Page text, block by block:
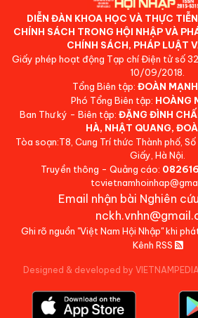
DIỄN ĐÀN KHOA HỌC VÀ THỰC
CHÍNH SÁCH TRONG HỘI NHẬP VÀ
CHÍNH SÁCH, PHÁP LUẬT
Giấy phép hoạt động Tạp chí Điện tử số
10/09/2018.
Tổng Biên tập: ĐOÀN
Phó Tổng Biên tập: HOÀNG
Ban Thư ký - Biên tập: ĐẶNG ĐÌNH
HÀ, NHẬT QUANG,
Tòa soạn:T8, Cung Trí thức Thành phố,
Giấy, Hà Nội.
Truyền thông - Quảng cáo:
Email nhận bài Nghiên
Ghi rõ nguồn "Việt Nam Hội Nhập" khi
Kênh RSS
Designed & developed by